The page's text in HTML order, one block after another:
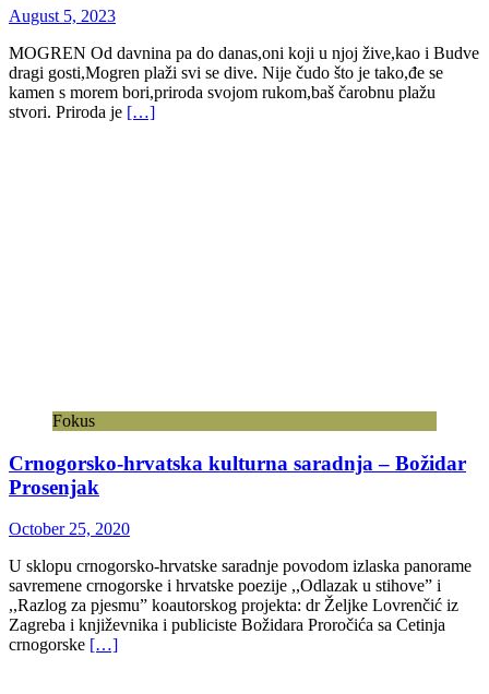
August 5, 2023
MOGREN Od davnina pa do danas,oni koji u njoj žive,kao i Budve
dragi gosti,Mogren plaži svi se dive. Nije čudo što je tako,đe se
kamen s morem bori,priroda svojom rukom,baš čarobnu plažu
stvori. Priroda je […]
Fokus
Crnogorsko-hrvatska kulturna saradnja – Božidar
Prosenjak
October 25, 2020
U sklopu crnogorsko-hrvatske saradnje povodom izlaska panorame
savremene crnogorske i hrvatske poezije ,,Odlazak u stihove” i
,,Razlog za pjesmu” koautorskog projekta: dr Željke Lovrenčić iz
Zagreba i književnika i publiciste Božidara Proročića sa Cetinja
crnogorske […]